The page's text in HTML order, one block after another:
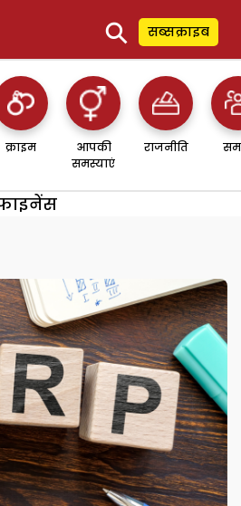
⚲ सब्सक्राइब
क्राइम
आपकी
समस्याएं
राजनीति